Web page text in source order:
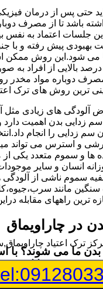
حتی پس از درمان
باشد تا از مصرف
جلسات اعتماد به نفس
پیش رفته و با
می شود.این روش ممکن
بالایی از افراد به
دوباره مواد مخدر
ترین روش های ترک
آلودگی های زیادی مثل
سم زدایی بدن اهمیت
سم زدایی را انجام
و استرس می تواند
ها و سموم متعدد یکی
انسان و سایر
سموم ناشی از آلودگی
مانند
ترین راههای مقابله
در چاراویماق
بدن ما می شوند؟ با
سم مضر را از بدن
ترک اعتیاد